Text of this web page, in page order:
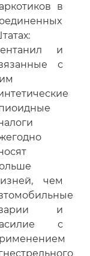
в
и
с
чем
и
с